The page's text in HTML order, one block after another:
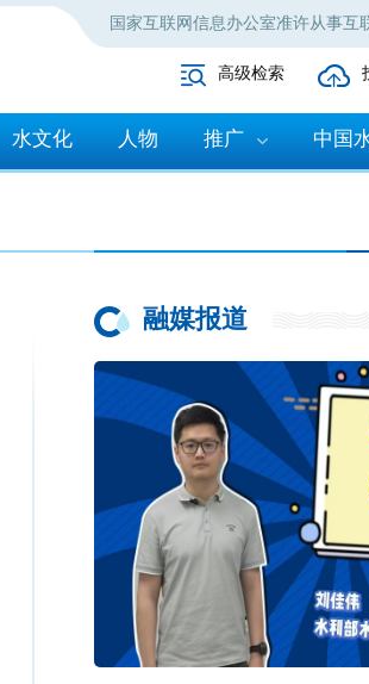
国家互联网信息办公室准许从事互
高级检索
水文化 人物 推广 中国
融媒报道